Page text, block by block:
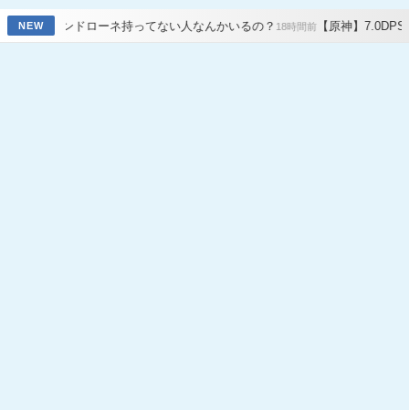
NEW
てない人なんかいるの？18時間前【原神】7.0DPSトップ10パーティー、